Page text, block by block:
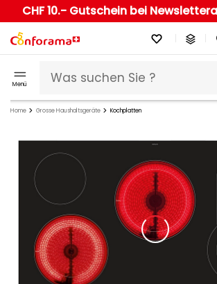
CHF 10.- Gutschein bei
Menü
Home Grosse Haushaltsgeräte Kochplatten